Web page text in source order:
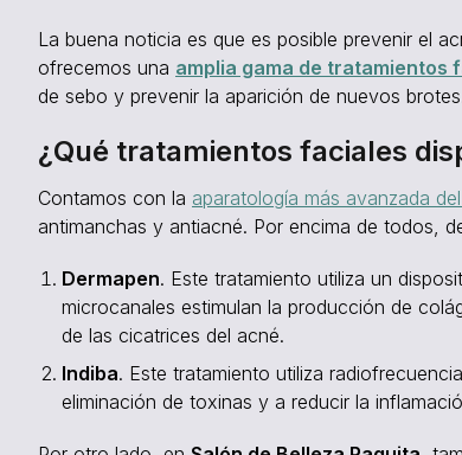
La buena noticia es que es posible prevenir el
ofrecemos una amplia gama de tratamientos
de sebo y prevenir la aparición de nuevos
¿Qué tratamientos faciales
Contamos con la aparatología más avanzada
antimanchas y antiacné. Por encima de todos,
Dermapen. Este tratamiento utiliza un
microcanales estimulan la producción de
de las cicatrices del acné.
Indiba. Este tratamiento utiliza
eliminación de toxinas y a reducir la